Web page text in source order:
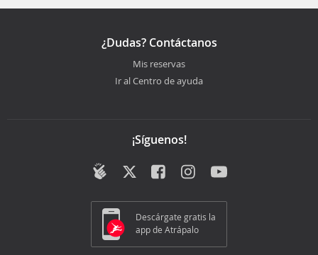
¿Dudas? Contáctanos
Mis reservas
Ir al Centro de ayuda
¡Síguenos!
Descárgate gratis la
app de Atrápalo